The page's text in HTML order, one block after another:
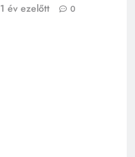
1 év ezelőtt 0